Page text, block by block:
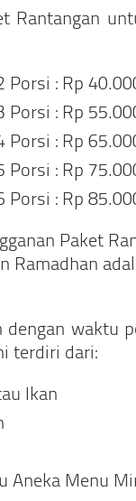
Rantangan
Porsi : Rp
Porsi : Rp
Porsi : Rp
Porsi : Rp
Porsi : Rp
Paket
Ramadhan
dengan waktu
terdiri dari:
Ikan
Aneka Menu